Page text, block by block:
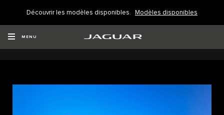
Découvrir les modèles disponibles. Modèles disponibles
MENU
DÉCOUVREZ NOS MODÈLES